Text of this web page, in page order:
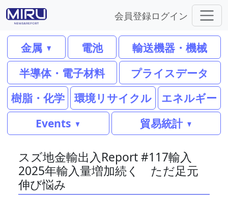
会員登録ログイン
金属 電池
輸送機器・機械
半導体・電子材料
プライスデータ
樹脂・化学
環境リサイクル
エネルギー
Events
貿易統計
スズ地金輸出入Report #117輸入
2025年輸入量増加続く ただ足元
伸び悩み